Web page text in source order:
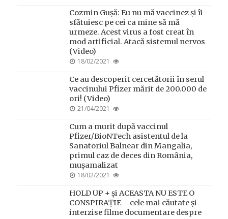
Cozmin Gușă: Eu nu mă vaccinez și îi
sfătuiesc pe cei ca mine să mă
urmeze. Acest virus a fost creat în
mod artificial. Atacă sistemul nervos
(Video)
POSTED
18/02/2021
Ce au descoperit cercetătorii în serul
vaccinului Pfizer mărit de 200.000 de
ori! (Video)
POSTED
21/04/2021
Cum a murit după vaccinul
Pfizer/BioNTech asistentul de la
Sanatoriul Balnear din Mangalia,
primul caz de deces din România,
mușamalizat
POSTED
18/02/2021
HOLD UP + și ACEASTA NU ESTE O
CONSPIRAȚIE – cele mai căutate și
interzise filme documentare despre